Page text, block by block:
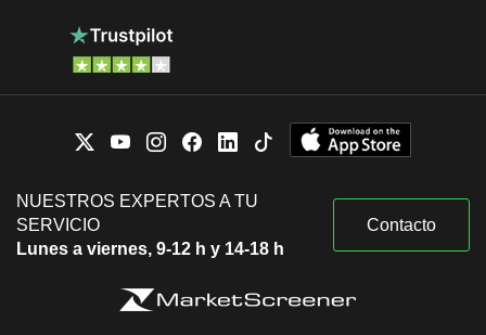
NUESTROS EXPERTOS A TU
SERVICIO
Lunes a viernes, 9-12 h y 14-18 h
Contacto